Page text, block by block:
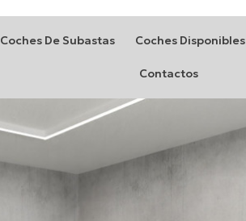
Coches De Subastas Coches Disponibles
Contactos